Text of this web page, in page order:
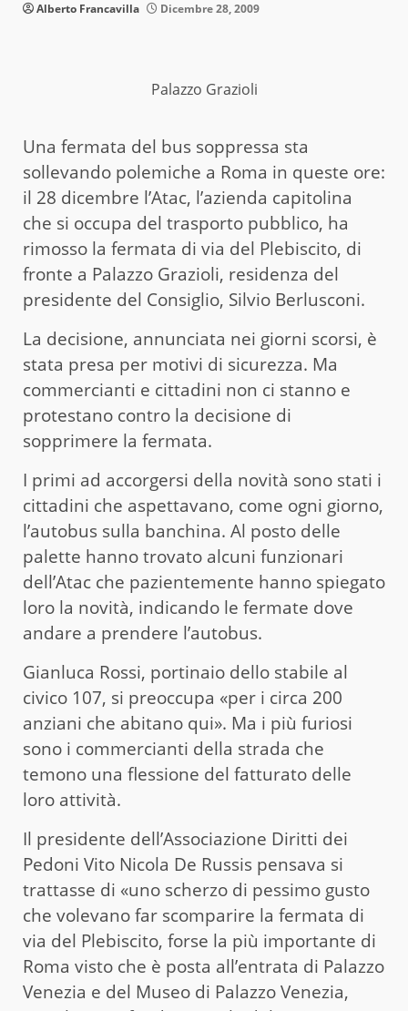
Alberto Francavilla Dicembre 28, 2009
Palazzo Grazioli
Una fermata del bus soppressa sta
sollevando polemiche a Roma in queste ore:
il 28 dicembre l’Atac, l’azienda capitolina
che si occupa del trasporto pubblico, ha
rimosso la fermata di via del Plebiscito, di
fronte a Palazzo Grazioli, residenza del
presidente del Consiglio, Silvio Berlusconi.
La decisione, annunciata nei giorni scorsi, è
stata presa per motivi di sicurezza. Ma
commercianti e cittadini non ci stanno e
protestano contro la decisione di
sopprimere la fermata.
I primi ad accorgersi della novità sono stati i
cittadini che aspettavano, come ogni giorno,
l’autobus sulla banchina. Al posto delle
palette hanno trovato alcuni funzionari
dell’Atac che pazientemente hanno spiegato
loro la novità, indicando le fermate dove
andare a prendere l’autobus.
Gianluca Rossi, portinaio dello stabile al
civico 107, si preoccupa «per i circa 200
anziani che abitano qui». Ma i più furiosi
sono i commercianti della strada che
temono una flessione del fatturato delle
loro attività.
Il presidente dell’Associazione Diritti dei
Pedoni Vito Nicola De Russis pensava si
trattasse di «uno scherzo di pessimo gusto
che volevano far scomparire la fermata di
via del Plebiscito, forse la più importante di
Roma visto che è posta all’entrata di Palazzo
Venezia e del Museo di Palazzo Venezia,